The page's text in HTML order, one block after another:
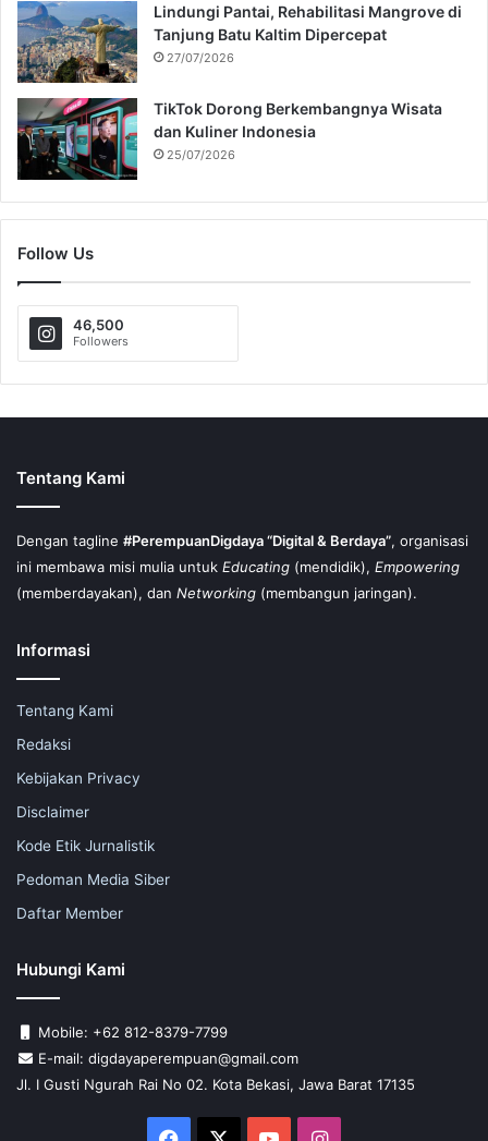
Lindungi Pantai, Rehabilitasi Mangrove di
Tanjung Batu Kaltim Dipercepat
27/07/2026
TikTok Dorong Berkembangnya Wisata
dan Kuliner Indonesia
25/07/2026
Follow Us
46,500
Followers
Tentang Kami
Dengan tagline #PerempuanDigdaya “Digital & Berdaya”, organisasi
ini membawa misi mulia untuk Educating (mendidik), Empowering
(memberdayakan), dan Networking (membangun jaringan).
Informasi
Tentang Kami
Redaksi
Kebijakan Privacy
Disclaimer
Kode Etik Jurnalistik
Pedoman Media Siber
Daftar Member
Hubungi Kami
Mobile: +62 812-8379-7799
E-mail: digdayaperempuan@gmail.com
Jl. I Gusti Ngurah Rai No 02. Kota Bekasi, Jawa Barat 17135